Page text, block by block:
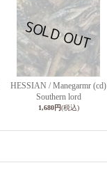
HESSIAN / Manegarmr (cd)
Southern lord
1,680円(税込)